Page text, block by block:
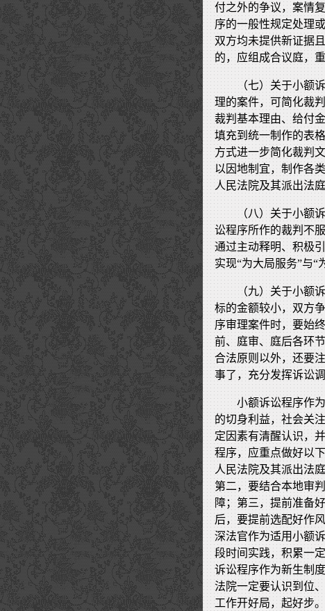
付之外的争议，案情
序的一般性规定处理
双方均未提供新证据
的，应组成合议庭，
（七）关于小额
理的案件，可简化裁
裁判基本理由、给付
填充到统一制作的表
方式进一步简化裁判
以因地制宜，制作各
人民法院及其派出法
（八）关于小额
讼程序所作的裁判不
通过主动释明、积极
实现“为大局服务”与“
（九）关于小额
标的金额较小，双方
序审理案件时，要始
前、庭审、庭后各环
合法原则以外，还要
事了，充分发挥诉讼
小额诉讼程序作
的切身利益，社会关
定因素有清醒认识，
程序，应重点做好以
人民法院及其派出法
第二，要结合本地审
障；第三，提前准备
后，要提前选配好作
深法官作为适用小额
段时间实践，积累一
诉讼程序作为新生制
法院一定要认识到位
工作开好局，起好步。